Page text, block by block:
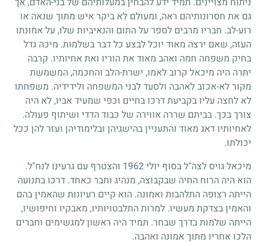
גם את חסרונותיהם ראה, ומעולם לא ביקר איש מתוך שנאה או
רוע-לב. חבריו מרבים לספר על התום והנאיביות שלו, על אמונתו
העזה, שאם ירצה מאוד יוכל לבצע כל דבר בשלמות. מיכה גדל
בחיק משפחה חמה ואהב מאוד את הוריו ואת אחיותיו. קרבה
יתרה היה מיכאל קרוב לאמו, ישרת-הלב והחכמה, המשמשת
מקור לא-אכזב לאהבה ולסעד לבני המשפחה ולידידיה. משפחתו
לא לחצה עליו בקביעת דרכו בחיים וכפי שמעיד אביו, לא היה
צורך בכך. בביתם שררה אווירה של כבוד הדדי ושיתוף פעולה.
לאחיותיו דאג מאוד והתעניין בהישגיהן ובלימודיהן ועזר להן ככל
יכולתו.
מיכאל גויס לצה"ל בסוף יולי1962 והצטרף עם גרעינו לנח"ל.
הוא היה הרוח החיה שבקבוצה, מנהיג וחבר כאחד. דרכו בתנועה
הייתה רצופה התלהבות ואמונה. הוא קיים רעיונות שהאמין בהם
והאמין בצדקת מעשיו. למרות התלבטויותיו, מאבקיו וחיפושיו,
הייתה שלמות בדרך שבחר. תמיד היה ראשון למגשימים וחברים
הלכו אחריו מתוך אמונה ואהבה.